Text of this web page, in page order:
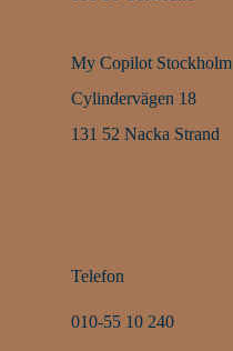
My Copilot Stockholm
Cylindervägen 18
131 52 Nacka Strand
Telefon
010-55 10 240